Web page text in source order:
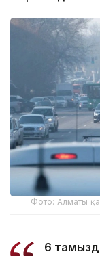
Фото: Алматы
6